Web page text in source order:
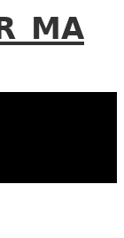
ma